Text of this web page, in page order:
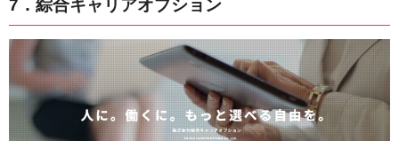
7．綜合キャリアオプション